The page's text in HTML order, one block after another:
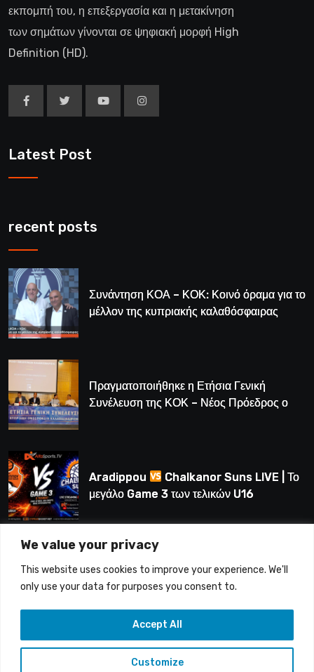
We value your privacy
This website uses cookies to improve your experience. We'll
only use your data for purposes you consent to.
Customize
Accept All
εκπομπή του, η επεξεργασία και η μετακίνηση
των σημάτων γίνονται σε ψηφιακή μορφή High
Definition (HD).
Latest Post
recent posts
Συνάντηση ΚΟΑ – ΚΟΚ: Κοινό όραμα για το
μέλλον της κυπριακής καλαθόσφαιρας
Πραγματοποιήθηκε η Ετήσια Γενική
Συνέλευση της ΚΟΚ – Νέος Πρόεδρος ο
Aradippou
Chalkanor Suns LIVE | Το
μεγάλο Game 3 των τελικών U16
LIVE | Ύδρα Ασφαλιστική ΕΝΑΔ vs
Άτλαντας Πάφου